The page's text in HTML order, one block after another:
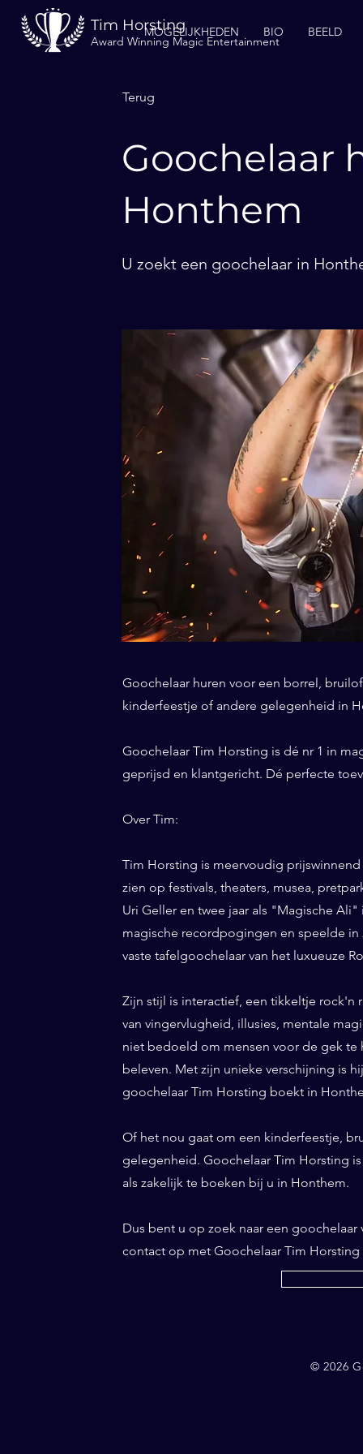
Tim Horsting
Award Winning Magic Entertainment
MOGELIJKHEDEN BIO BEELD
Terug
Goochelaar
Honthem
U zoekt een goochelaar in
Goochelaar huren voor een borrel,
kinderfeestje of andere gelegenheid in
Goochelaar Tim Horsting is dé nr 1 in
geprijsd en klantgericht. Dé perfecte
Over Tim:
Tim Horsting is meervoudig
zien op festivals, theaters, musea,
Uri Geller en twee jaar als "Magische
magische recordpogingen en speelde in
vaste tafelgoochelaar van het luxueuze
Zijn stijl is interactief, een tikkeltje rock'n
van vingervlugheid, illusies, mentale
niet bedoeld om mensen voor de gek te
beleven. Met zijn unieke verschijning is
goochelaar Tim Horsting boekt in
Of het nou gaat om een kinderfeestje,
gelegenheid. Goochelaar Tim Horsting
als zakelijk te boeken bij u in Honthem.
Dus bent u op zoek naar een
contact op met Goochelaar Tim Horsting
© 2026